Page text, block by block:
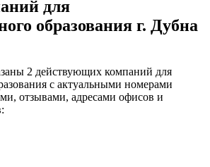
для
образования г. Дубна
2 действующих компаний для
с актуальными номерами
отзывами, адресами офисов и